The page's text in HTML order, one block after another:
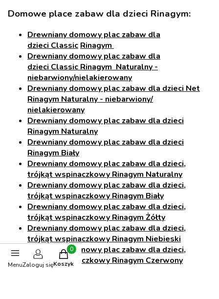
Domowe place zabaw dla dzieci Rinagym:
Drewniany domowy plac zabaw dla
dzieci Classic Rinagym
Drewniany domowy plac zabaw dla
dzieci Classic Rinagym Naturalny -
niebarwiony/nielakierowany
Drewniany domowy plac zabaw dla dzieci Net
Rinagym Naturalny - niebarwiony/
nielakierowany
Drewniany domowy plac zabaw dla dzieci
Rinagym Naturalny
Drewniany domowy plac zabaw dla dzieci
Rinagym Biały
Drewniany domowy plac zabaw dla dzieci,
trójkąt wspinaczkowy Rinagym Naturalny
Drewniany domowy plac zabaw dla dzieci,
trójkąt wspinaczkowy Rinagym Biały
Drewniany domowy plac zabaw dla dzieci,
trójkąt wspinaczkowy Rinagym Żółty
Drewniany domowy plac zabaw dla dzieci,
trójkąt wspinaczkowy Rinagym Niebieski
Drewniany domowy plac zabaw dla dzieci,
trójkąt wspinaczkowy Rinagym Czerwony
MenuZaloguj się
Produkty w koszyku: 0. Zobacz szczegóły
Koszyk